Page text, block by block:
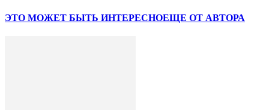
ЭТО МОЖЕТ БЫТЬ ИНТЕРЕСНОЕЩЕ ОТ АВТОРА